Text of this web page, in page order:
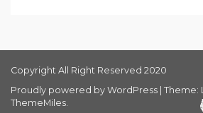
Copyright All Right Reserved 2020
Proudly powered by WordPress Theme:
ThemeMiles